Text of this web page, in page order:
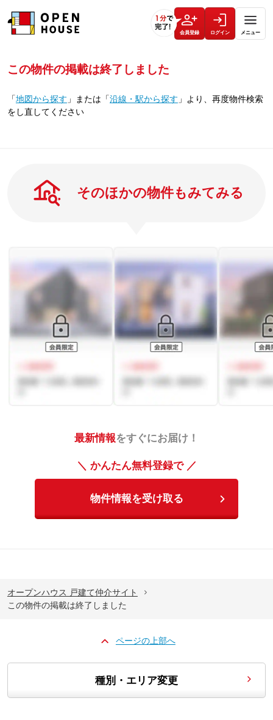
会員登録 ログイン メニュー
この物件の掲載は終了しました
「地図から探す 」 または 「沿線・駅から探す 」 より、再度物件検索
をし直してください
そのほかの物件もみてみる
最新情報をすぐにお届け！
＼ かんたん無料登録で ／
物件情報を受け取る
オープンハウス 戸建て仲介サイト
この物件の掲載は終了しました
ページの上部へ
種別・エリア変更